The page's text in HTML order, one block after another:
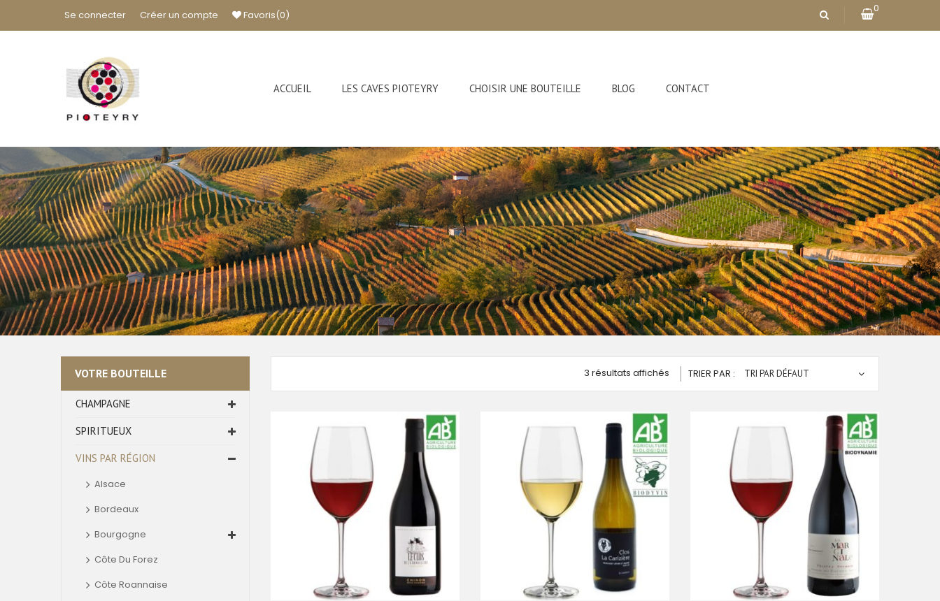
Se connecter Créer un compte Favoris(0)
0
ACCUEIL LES CAVES PIOTEYRY CHOISIR UNE BOUTEILLE BLOG CONTACT
VOTRE BOUTEILLE
CHAMPAGNE
SPIRITUEUX
VINS PAR RÉGION
Alsace
Bordeaux
Bourgogne
Côte Du Forez
Côte Roannaise
3 résultats affichés TRIER PAR : TRI PAR DÉFAUT